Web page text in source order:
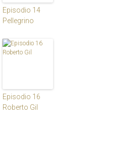
Episodio 14
Pellegrino
Episodio 16
Roberto Gil